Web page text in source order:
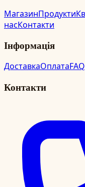
МагазинПродукти
насКонтакти
Інформація
ДоставкаОплатаFAQ
Контакти